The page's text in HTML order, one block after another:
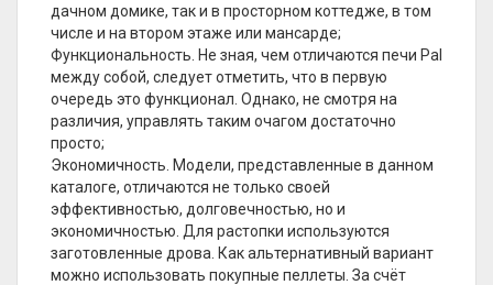
дачном домике, так и в просторном коттедже, в том
числе и на втором этаже или мансарде;
Функциональность. Не зная, чем отличаются печи Pal
между собой, следует отметить, что в первую
очередь это функционал. Однако, не смотря на
различия, управлять таким очагом достаточно
просто;
Экономичность. Модели, представленные в данном
каталоге, отличаются не только своей
эффективностью, долговечностью, но и
экономичностью. Для растопки используются
заготовленные дрова. Как альтернативный вариант
можно использовать покупные пеллеты. За счёт